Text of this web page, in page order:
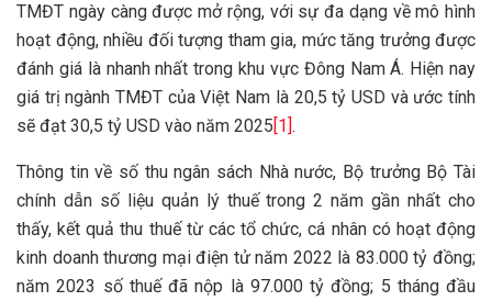
TMĐT ngày càng được mở rộng, với sự đa dạng về mô hình
hoạt động, nhiều đối tượng tham gia, mức tăng trưởng được
đánh giá là nhanh nhất trong khu vực Đông Nam Á. Hiện nay
giá trị ngành TMĐT của Việt Nam là 20,5 tỷ USD và ước tính
sẽ đạt 30,5 tỷ USD vào năm 2025[1].
Thông tin về số thu ngân sách Nhà nước, Bộ trưởng Bộ Tài
chính dẫn số liệu quản lý thuế trong 2 năm gần nhất cho
thấy, kết quả thu thuế từ các tổ chức, cá nhân có hoạt động
kinh doanh thương mại điện tử năm 2022 là 83.000 tỷ đồng;
năm 2023 số thuế đã nộp là 97.000 tỷ đồng; 5 tháng đầu